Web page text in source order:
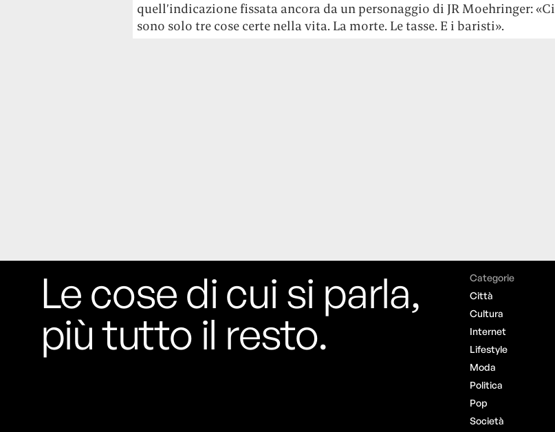
quell’indicazione fissata ancora da un personaggio di JR Moehringer: «Ci
sono solo tre cose certe nella vita. La morte. Le tasse. E i baristi».
Le cose di cui si parla,
più tutto il resto.
Categorie
Città
Cultura
Internet
Lifestyle
Moda
Politica
Pop
Società